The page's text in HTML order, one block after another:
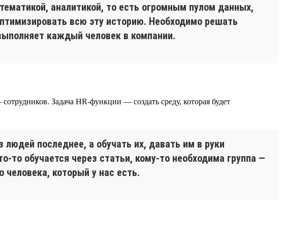
аналитикой, то есть огромным пулом данных,
всю эту историю. Необходимо решать
каждый человек в компании.
Задача HR-функции — создать среду, которая будет
последнее, а обучать их, давать им в руки
обучается через статьи, кому-то необходима группа —
который у нас есть.